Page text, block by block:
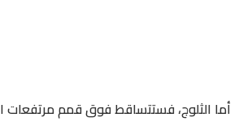
أما الثلوج، فستتساقط فوق قمم مرتفعات